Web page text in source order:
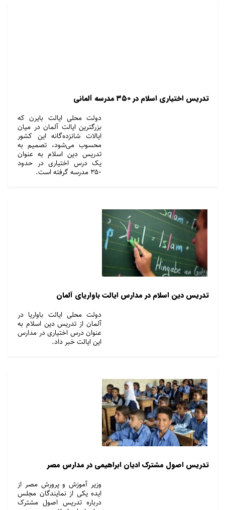
تدریس اختیاری اسلام در ۳۵۰ مدرسه آلمانی
دولت محلی ایالت بایرن که
بزرگترین ایالت آلمان در میان
ایالات شانزده‌گانه این کشور
محسوب می‌شود، تصمیم به
تدریس دین اسلام به عنوان
یک درس اختیاری در حدود
۳۵۰ مدرسه گرفته است.
تدریس دین اسلام در مدارس ایالت باواریای آلمان
دولت محلی ایالت باواریا در
آلمان از تدریس دین اسلام به
عنوان درس اختیاری در مدارس
این ایالت خبر داد.
تدریس اصول مشترک ادیان ابراهیمی در مدارس مصر
وزیر آموزش و پرورش مصر از
ایده یکی از نمایندگان مجلس
درباره تدریس اصول مشترک